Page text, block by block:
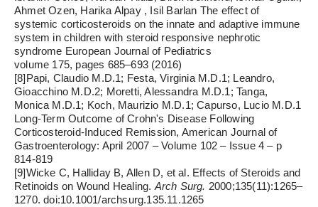
Ahmet Ozen, Harika Alpay , Isil Barlan The effect of
systemic corticosteroids on the innate and adaptive
system in children with steroid responsive nephrotic
syndrome European Journal of Pediatrics
volume 175, pages 685–693 (2016)
[8]Papi, Claudio M.D.1; Festa, Virginia M.D.1; Leandro,
Gioacchino M.D.2; Moretti, Alessandra M.D.1; Tanga,
Monica M.D.1; Koch, Maurizio M.D.1; Capurso, Lucio
Long-Term Outcome of Crohn's Disease Following
Corticosteroid-Induced Remission, American Journal of
Gastroenterology: April 2007 – Volume 102 – Issue 4 – p
814-819
[9]Wicke C, Halliday B, Allen D, et al. Effects of Steroids
Retinoids on Wound Healing.Arch Surg.
1270. doi:10.1001/